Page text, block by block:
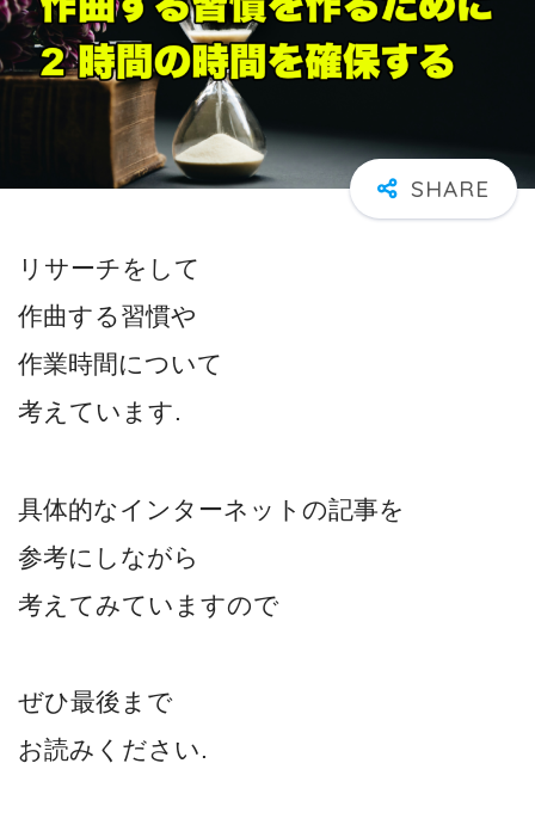
リサーチをして
作曲する習慣や
作業時間について
考えています.
具体的なインターネットの記事を
参考にしながら
考えてみていますので
ぜひ最後まで
お読みください.